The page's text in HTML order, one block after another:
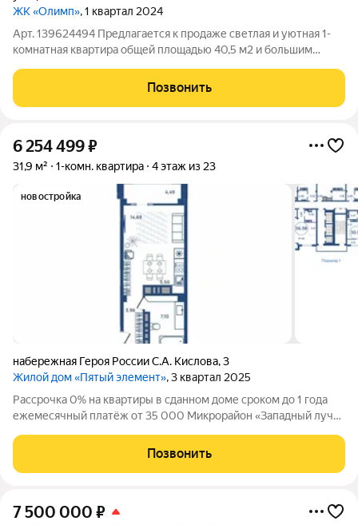
ЖК «Олимп», 1 квартал 2024
Арт. 139624494 Предлагается к продаже светлая и уютная 1-
комнатная квартира общей площадью 40,5 м2 и большим
качественным ремонтом. Квартира расположена на 12-м
Позвонить
6 254 499₽
31,9 м² 1-комн. квартира 4 этаж из 23
новостройка
набережная Героя России С.А. Кислова,3
Жилой дом «Пятый элемент», 3 квартал 2025
Рассрочка 0% на квартиры в сданном доме сроком до 1 года
ежемесячный платёж от 35 000 Микрорайон «Западный луч»
пересечении улиц Труда и Энгельса. Монолитно-каркасные
высотные дома формируют
Позвонить
7 500 000 ₽